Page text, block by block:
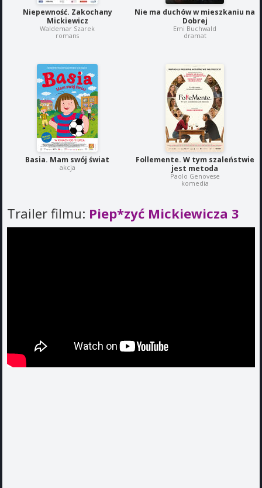
Niepewność. Zakochany
Mickiewicz
Waldemar Szarek
romans
Nie ma duchów w mieszkaniu na
Dobrej
Emi Buchwald
dramat
Basia. Mam swój świat
akcja
Follemente. W tym szaleństwie
jest metoda
Paolo Genovese
komedia
Trailer filmu: Piep*zyć Mickiewicza 3